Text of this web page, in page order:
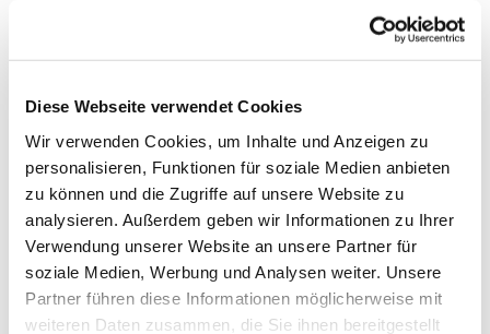
Diese Webseite verwendet Cookies
Wir verwenden Cookies, um Inhalte und Anzeigen zu
personalisieren, Funktionen für soziale Medien anbieten
zu können und die Zugriffe auf unsere Website zu
analysieren. Außerdem geben wir Informationen zu Ihrer
Verwendung unserer Website an unsere Partner für
soziale Medien, Werbung und Analysen weiter. Unsere
Partner führen diese Informationen möglicherweise mit
weiteren Daten zusammen, die Sie ihnen bereitgestellt
Dies könnte Sie auch interessieren